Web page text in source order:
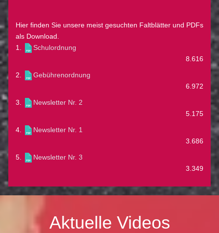
Hier finden Sie unsere meist gesuchten Faltblätter und PDFs
als Download.
1.
Schulordnung
8.616
2.
Gebührenordnung
6.972
3.
Newsletter Nr. 2
5.175
4.
Newsletter Nr. 1
3.686
5.
Newsletter Nr. 3
3.349
Aktuelle Videos